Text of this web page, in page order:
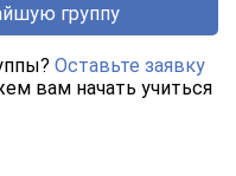
группу
Оставьте заявку
вам начать учиться